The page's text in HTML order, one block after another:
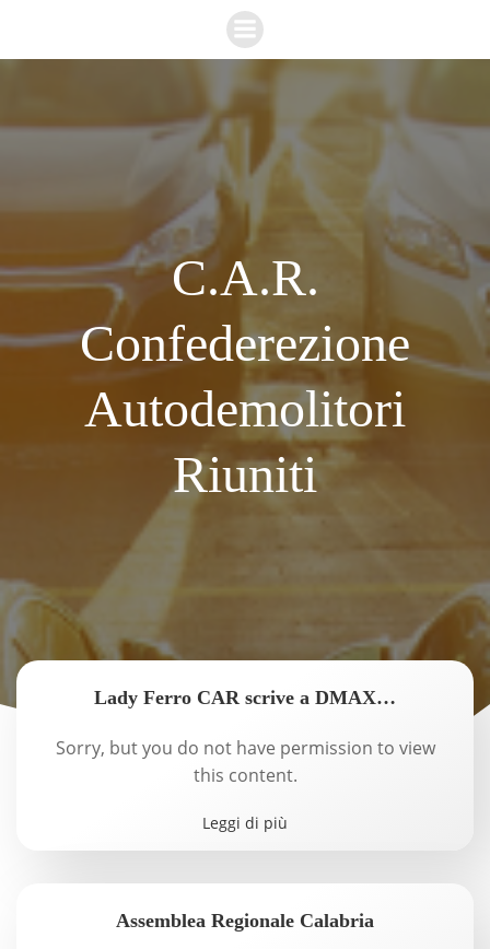
Vai
al
contenuto
C.A.R.
Confederezione
Autodemolitori
Riuniti
Lady Ferro CAR scrive a DMAX…
Sorry, but you do not have permission to view
this content.
Leggi di più
Assemblea Regionale Calabria